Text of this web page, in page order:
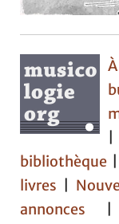
bibliothèque
livres
annonces